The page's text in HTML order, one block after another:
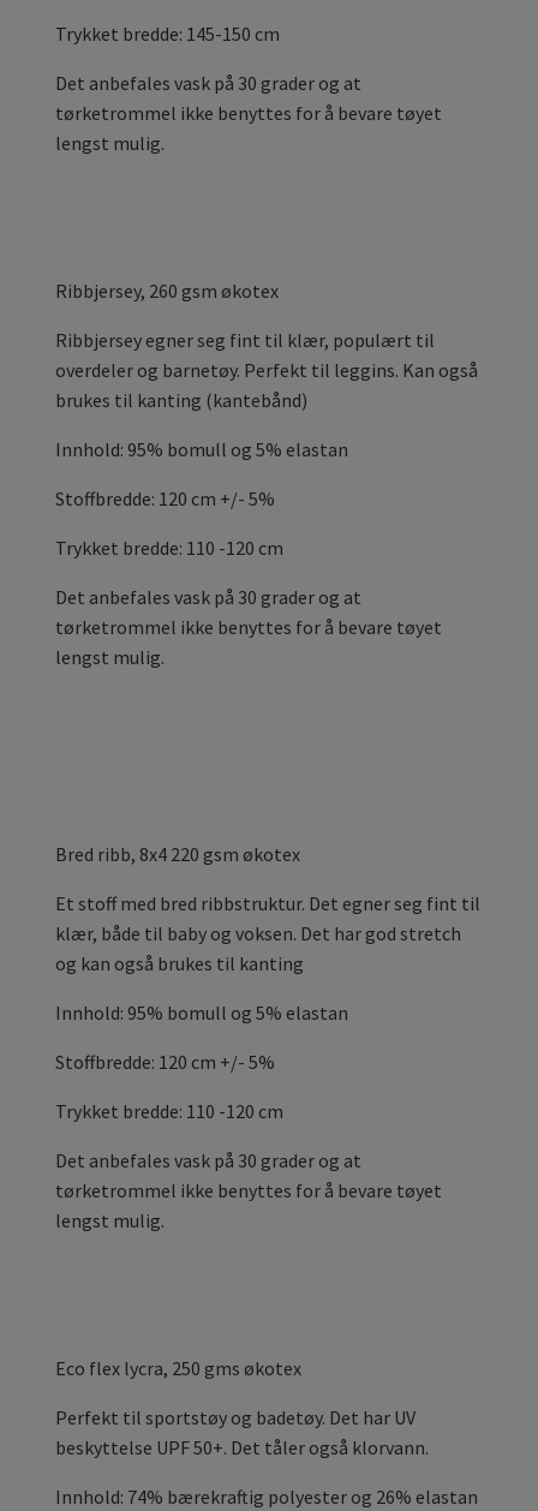
Trykket bredde: 145-150 cm
Det anbefales vask på 30 grader og at
tørketrommel ikke benyttes for å bevare tøyet
lengst mulig.
Ribbjersey, 260 gsm økotex
Ribbjersey egner seg fint til klær, populært til
overdeler og barnetøy. Perfekt til leggins. Kan også
brukes til kanting (kantebånd)
Innhold: 95% bomull og 5% elastan
Stoffbredde: 120 cm +/- 5%
Trykket bredde: 110 -120 cm
Det anbefales vask på 30 grader og at
tørketrommel ikke benyttes for å bevare tøyet
lengst mulig.
Bred ribb, 8x4 220 gsm økotex
Et stoff med bred ribbstruktur. Det egner seg fint til
klær, både til baby og voksen. Det har god stretch
og kan også brukes til kanting
Innhold: 95% bomull og 5% elastan
Stoffbredde: 120 cm +/- 5%
Trykket bredde: 110 -120 cm
Det anbefales vask på 30 grader og at
tørketrommel ikke benyttes for å bevare tøyet
lengst mulig.
Eco flex lycra, 250 gms økotex
Perfekt til sportstøy og badetøy. Det har UV
beskyttelse UPF 50+. Det tåler også klorvann.
Innhold: 74% bærekraftig polyester og 26% elastan